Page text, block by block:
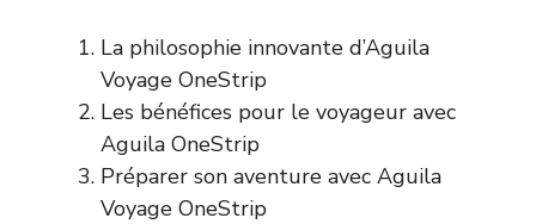
La philosophie innovante d’Aguila
Voyage OneStrip
Les bénéfices pour le voyageur avec
Aguila OneStrip
Préparer son aventure avec Aguila
Voyage OneStrip